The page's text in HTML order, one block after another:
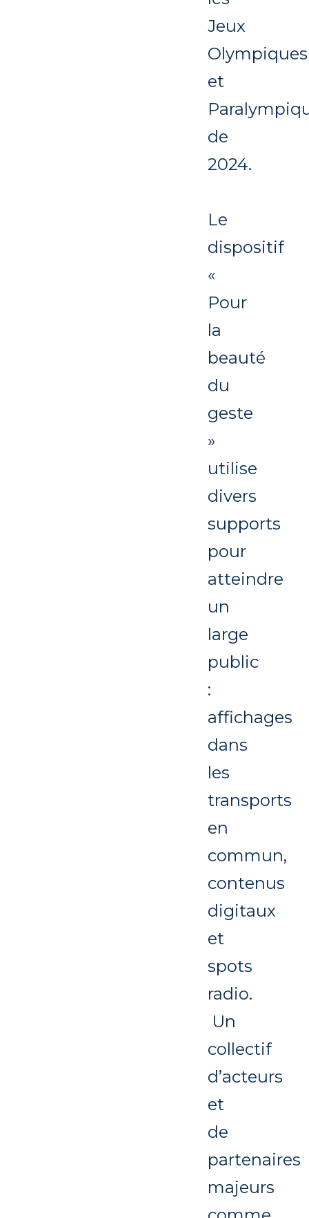
Jeux
Olympiques
et
de
2024.
Le
dispositif
«
Pour
la
beauté
du
geste
»
utilise
divers
supports
pour
atteindre
un
large
public
:
affichages
dans
les
transports
en
commun,
contenus
digitaux
et
spots
radio.
Un
collectif
d’acteurs
et
de
partenaires
majeurs